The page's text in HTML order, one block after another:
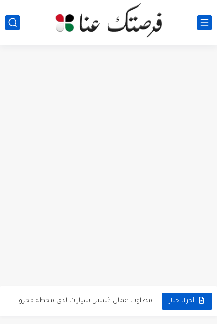
أخر الاخبار مطلوب عمال غسيل سيارات لدى محطة محروقات في عمان